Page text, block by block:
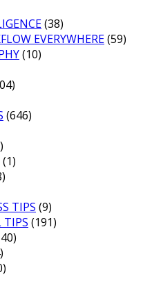
(38)
EVERYWHERE(59)
(10)
(646)
(1)
TIPS (9)
TIPS (191)